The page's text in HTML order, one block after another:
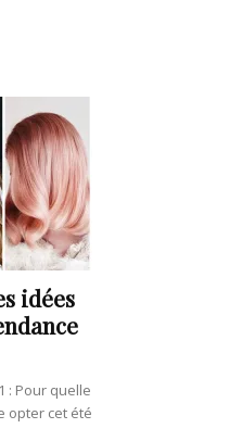
idées
: Pour quelle
opter cet été